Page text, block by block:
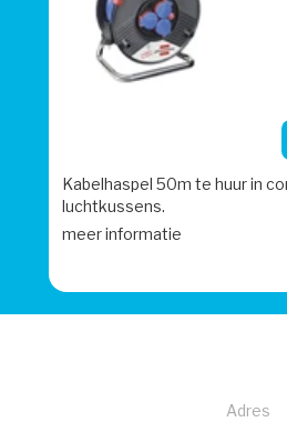
Kabelhaspel 50m te huur in
luchtkussens.
meer informatie
Adres